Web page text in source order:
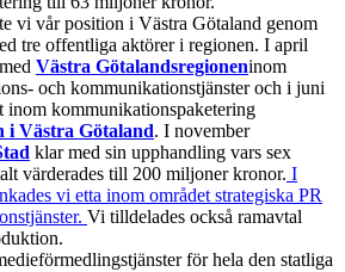
vi vår position i Västra Götaland genom
tre offentliga aktörer i regionen. I april
Västra Götalandsregioneninom
och kommunikationstjänster och i juni
inom kommunikationspaketering
i Västra Götaland. I november
klar med sin upphandling vars sex
värderades till 200 miljoner kronor. I
vi etta inom området strategiska PR
Vi tilldelades också ramavtal
för hela den statliga